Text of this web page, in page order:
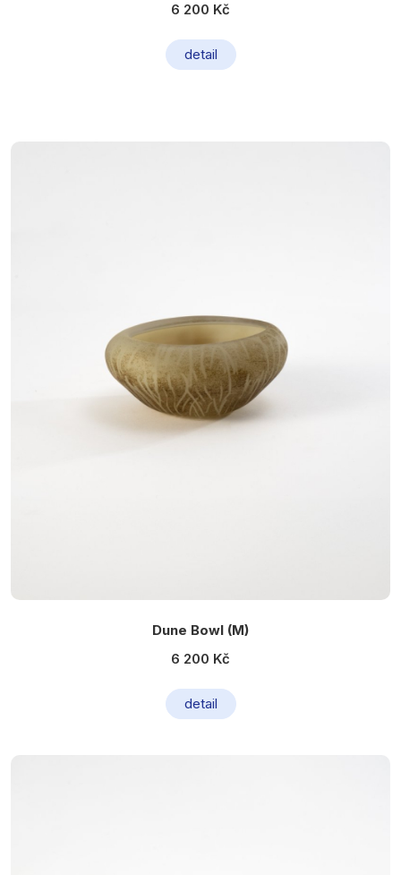
6 200 Kč
detail
Dune Bowl (M)
6 200 Kč
detail